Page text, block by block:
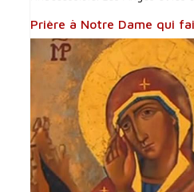
Prière à Notre Dame qui